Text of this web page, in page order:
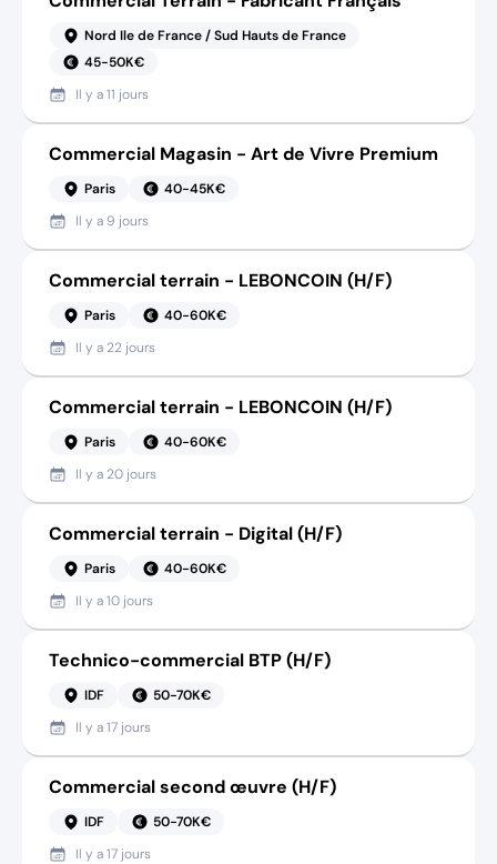
Nord Ile de France / Sud Hauts de France
45-50K€
Il y a11 jours
Commercial Magasin - Art de Vivre Premium
Paris
40-45K€
Il y a 9 jours
Commercial terrain - LEBONCOIN (H/F)
Paris
40-60K€
Il y a 22 jours
Commercial terrain - LEBONCOIN (H/F)
Paris
40-60K€
Il y a 20 jours
Commercial terrain - Digital (H/F)
Paris
40-60K€
Il y a10 jours
Technico-commercial BTP (H/F)
IDF
50-70K€
Il y a17 jours
Commercial second œuvre (H/F)
IDF
50-70K€
Il y a17 jours